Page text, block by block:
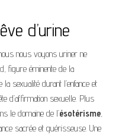
d’urine
nous voyons uriner ne
figure éminente de la
sexualité durant l’enfance et
d’affirmation sexuelle. Plus
le domaine de l’ésotérisme,
sacrée et guérisseuse. Une